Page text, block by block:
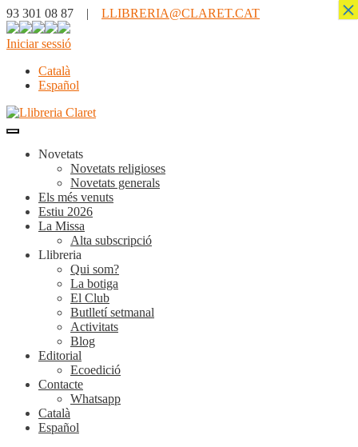
93 301 08 87 | LLIBRERIA@CLARET.CAT
Iniciar sessió
Català
Español
Novetats
Novetats religioses
Novetats generals
Els més venuts
Estiu 2026
La Missa
Alta subscripció
Llibreria
Qui som?
La botiga
El Club
Butlletí setmanal
Activitats
Blog
Editorial
Ecoedició
Contacte
Whatsapp
Català
Español
×